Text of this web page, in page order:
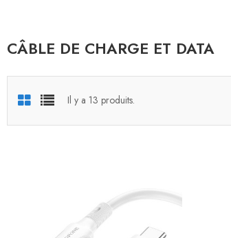
CÂBLE DE CHARGE ET DATA
Il y a 13 produits.